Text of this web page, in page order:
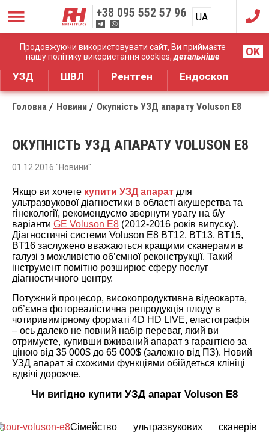
Продовжуючи використовувати сайт, Ви приймаєте
нашу політику використання cookies,детальніше OK
+38 095 552 57 96 UA
RU
Дистрибуція медичного обладнання
УЗД ШВЛ Рентген Ендоскоп
Головна Новини Окупність УЗД апарату Voluson E8
ОКУПНІСТЬ УЗД АПАРАТУ VOLUSON E8
01.12.2016 "Новини"
Якщо ви хочете купити УЗД апарат для
ультразвукової діагностики в області акушерства та
гінекології, рекомендуємо звернути увагу на б/у
варіанти GE Voluson E8 (2012-2016 років випуску).
Діагностичні системи Voluson E8 BT12, BT13, BT15,
BT16 заслужено вважаються кращими сканерами в
галузі з можливістю об’ємної реконструкції. Такий
інструмент помітно розширює сферу послуг
діагностичного центру.
Потужний процесор, високопродуктивна відеокарта,
об’ємна фотореалістична репродукція плоду в
чотиривимірному форматі 4D HD LIVE, еластографія
– ось далеко не повний набір переваг, який ви
отримуєте, купивши вживаний апарат з гарантією за
ціною від 35 000$ до 65 000$ (залежно від ПЗ). Новий
УЗД апарат зі схожими функціями обійдеться клініці
вдвічі дорожче.
Чи вигідно купити УЗД апарат Voluson E8
Сімейство ультразвукових сканерів